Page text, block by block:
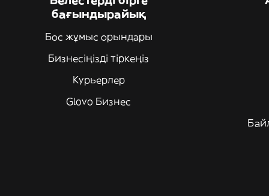
бағындырайық
Бос жұмыс орындары
Бизнесіңізді тіркеңіз
Курьерлер
Glovo Бизнес